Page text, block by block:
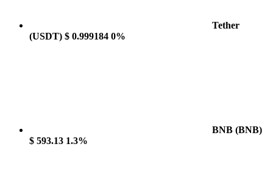
Tether
(USDT) $ 0.999184 0%
BNB (BNB)
$ 593.13 1.3%